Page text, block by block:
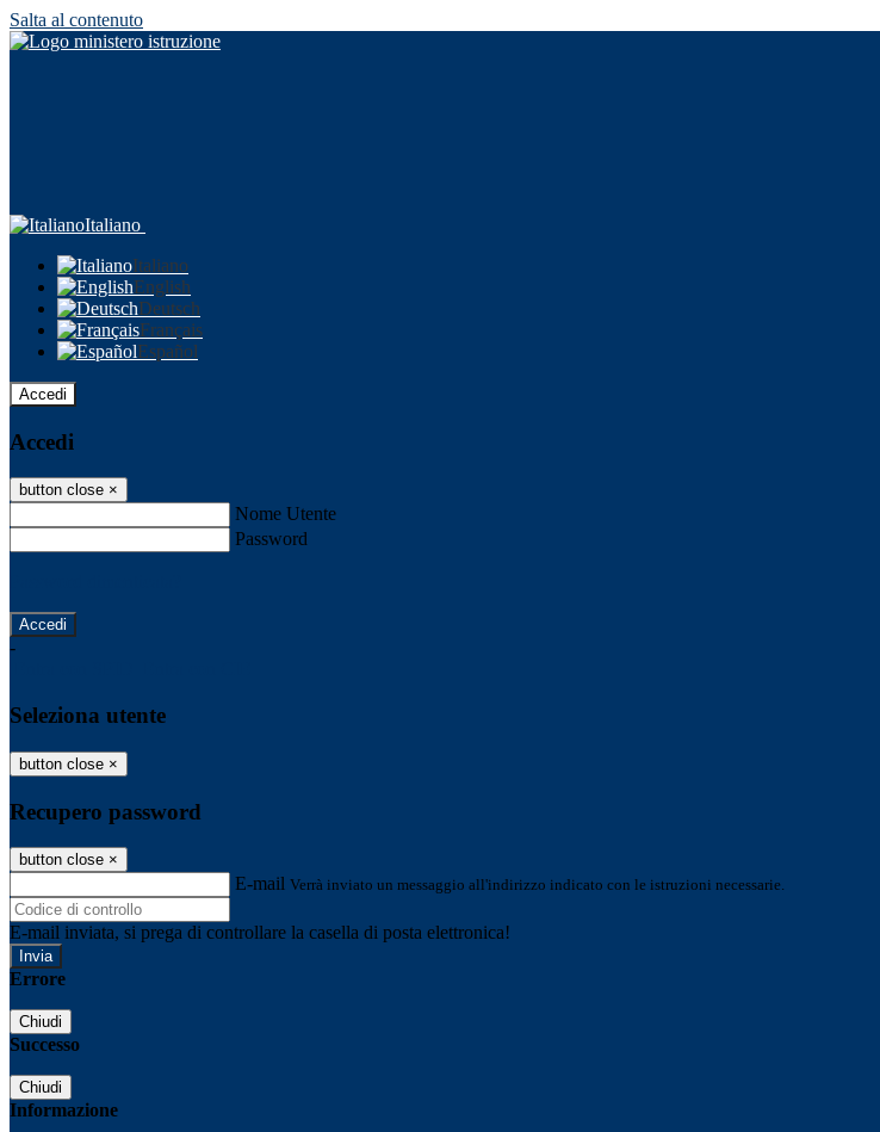
Salta al contenuto
Italiano
Italiano
English
Deutsch
Français
Español
Accedi
Accedi
button close ×
Nome Utente
Password
-
Seleziona utente
button close ×
Recupero password
button close ×
E-mail Verrà inviato un messaggio all'indirizzo indicato con le istruzioni necessarie.
E-mail inviata, si prega di controllare la casella di posta elettronica!
Errore
Chiudi
Successo
Chiudi
Informazione